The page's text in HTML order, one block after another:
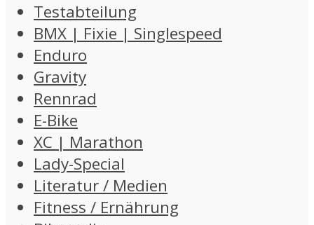
Testabteilung
BMX | Fixie | Singlespeed
Enduro
Gravity
Rennrad
E-Bike
XC | Marathon
Lady-Special
Literatur / Medien
Fitness / Ernährung